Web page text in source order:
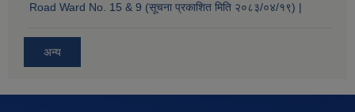
Road Ward No. 15 & 9 (सूचना प्रकाशित मिति २०८३/०४/१९) |
अन्य